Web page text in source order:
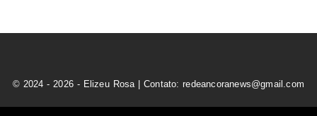
© 2024 - 2026 - Elizeu Rosa | Contato: redeancoranews@gmail.com